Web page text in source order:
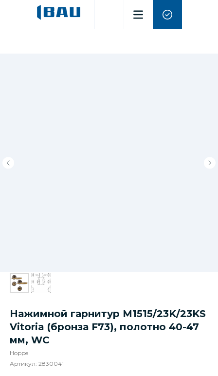
Нажимной гарнитур М1515/23K/23KS
Vitoria (бронза F73), полотно 40-47
мм, WC
Hoppe
Артикул: 2830041